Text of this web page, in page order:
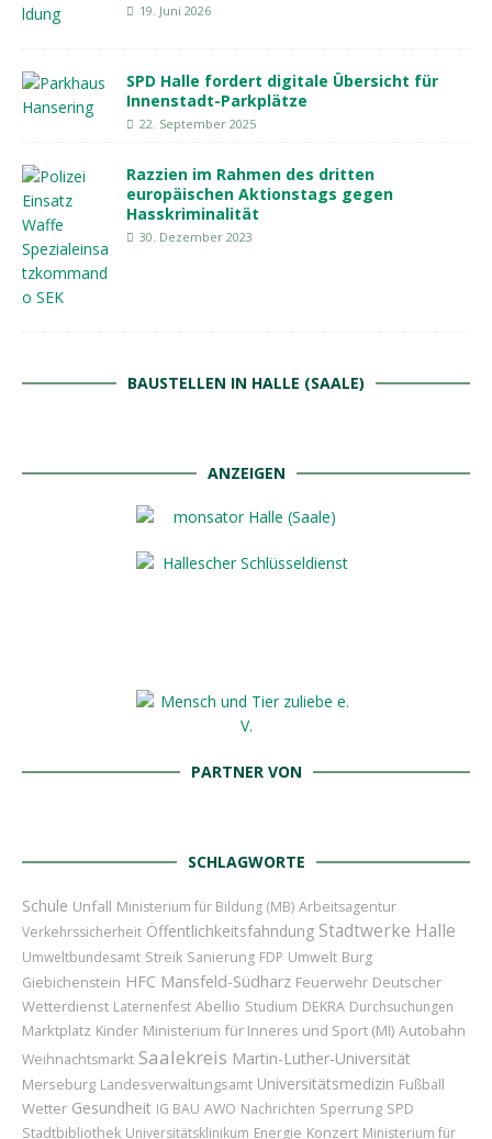
19. Juni 2026
SPD Halle fordert digitale Übersicht für
Innenstadt-Parkplätze
22. September 2025
Razzien im Rahmen des dritten
europäischen Aktionstags gegen
Hasskriminalität
30. Dezember 2023
BAUSTELLEN IN HALLE (SAALE)
ANZEIGEN
PARTNER VON
SCHLAGWORTE
Schule Unfall Ministerium für Bildung (MB) Arbeitsagentur
Verkehrssicherheit Öffentlichkeitsfahndung Stadtwerke Halle
Umweltbundesamt Streik Sanierung FDP Umwelt Burg
Giebichenstein HFC Mansfeld-Südharz Feuerwehr Deutscher
Wetterdienst Laternenfest Abellio Studium DEKRA Durchsuchungen
Marktplatz Kinder Ministerium für Inneres und Sport (MI) Autobahn
Weihnachtsmarkt Saalekreis Martin-Luther-Universität
Merseburg Landesverwaltungsamt Universitätsmedizin Fußball
Wetter Gesundheit IG BAU AWO Nachrichten Sperrung SPD
Stadtbibliothek Universitätsklinikum Energie Konzert Ministerium für